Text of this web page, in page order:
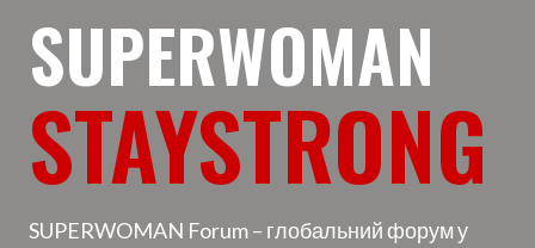
SUPERWOMAN
STAYSTRONG
SUPERWOMAN Forum – глобальний форум у